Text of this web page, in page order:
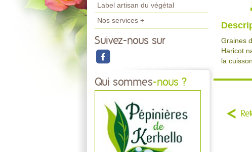
Label artisan du végétal
Nos services +
Suivez-nous sur
Qui sommes-nous ?
Graines
Haricot
la cuisson.